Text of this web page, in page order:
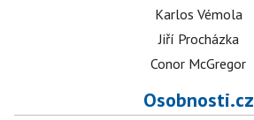
Karlos Vémola
Jiří Procházka
Conor McGregor
Osobnosti.cz